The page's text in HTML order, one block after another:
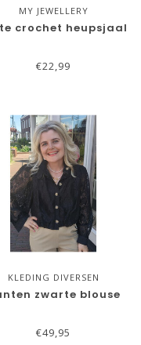
MY JEWELLERY
crochet heupsjaal
€22,99
KLEDING DIVERSEN
zwarte blouse
€49,95